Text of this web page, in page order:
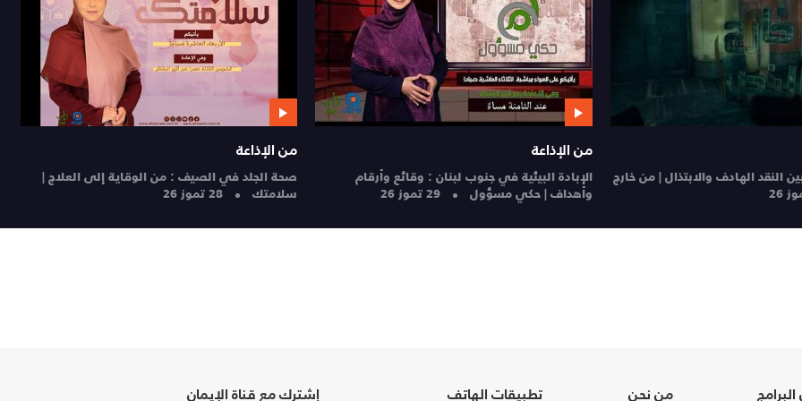
الصيف : من الوقاية إلى العلاج |
28 تموز 26
يسألونك عن الإنسان والحياة
يسألونك عن الإنسان والحياة | 28-7-2026
تموز 26
من الإذاعة
الإخاء الأهلي عاليه ورحلة العودة إلى الدرجة الأولى
| STAD27 تموز 26
من نحن تطبيقات الهاتف إشترك مع قناة الإيمان